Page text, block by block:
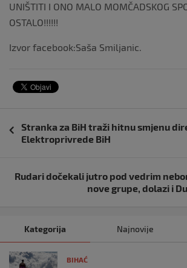
UNIŠTITI I ONO MALO MOMČADSKOG
OSTALO!!!!!!
Izvor facebook:Saša Smiljanic.
objava
Stranka za BiH traži hitnu smjenu
Elektroprivrede BiH
Rudari dočekali jutro pod vedrim
nove grupe, dolazi i
Kategorija Najnovije
BIHAĆ